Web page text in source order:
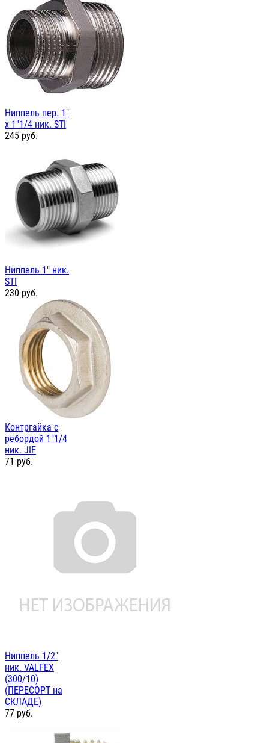
Ниппель пер. 1"
х 1"1/4 ник. STI
245 руб.
Ниппель 1" ник.
STI
230 руб.
Контргайка с
ребордой 1"1/4
ник. JIF
71 руб.
Ниппель 1/2"
ник. VALFEX
(300/10)
(ПЕРЕСОРТ на
СКЛАДЕ)
77 руб.